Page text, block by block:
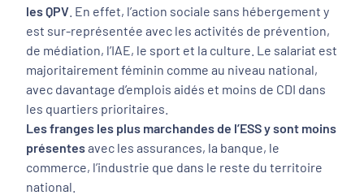
les QPV . En effet, l’action sociale sans hébergement y
est sur-représentée avec les activités de prévention,
de médiation, l’IAE, le sport et la culture. Le salariat est
majoritairement féminin comme au niveau national,
avec davantage d’emplois aidés et moins de CDI dans
les quartiers prioritaires.
Les franges les plus marchandes de l’ESS y sont moins
présentesavec les assurances, la banque, le
commerce, l’industrie que dans le reste du territoire
national.